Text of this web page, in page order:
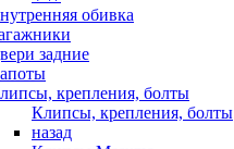
обивка
задние
крепления, болты
Клипсы, крепления, болты
назад